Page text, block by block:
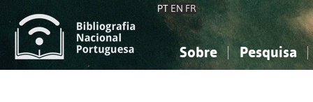
PT EN FR
Sobre Pesquisa